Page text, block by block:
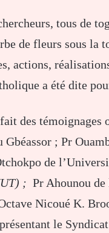
tous de
de fleurs sous la
actions,
a été dite
des témoignages
; Pr
de
; Pr Ahounou
Nicoué K.
le